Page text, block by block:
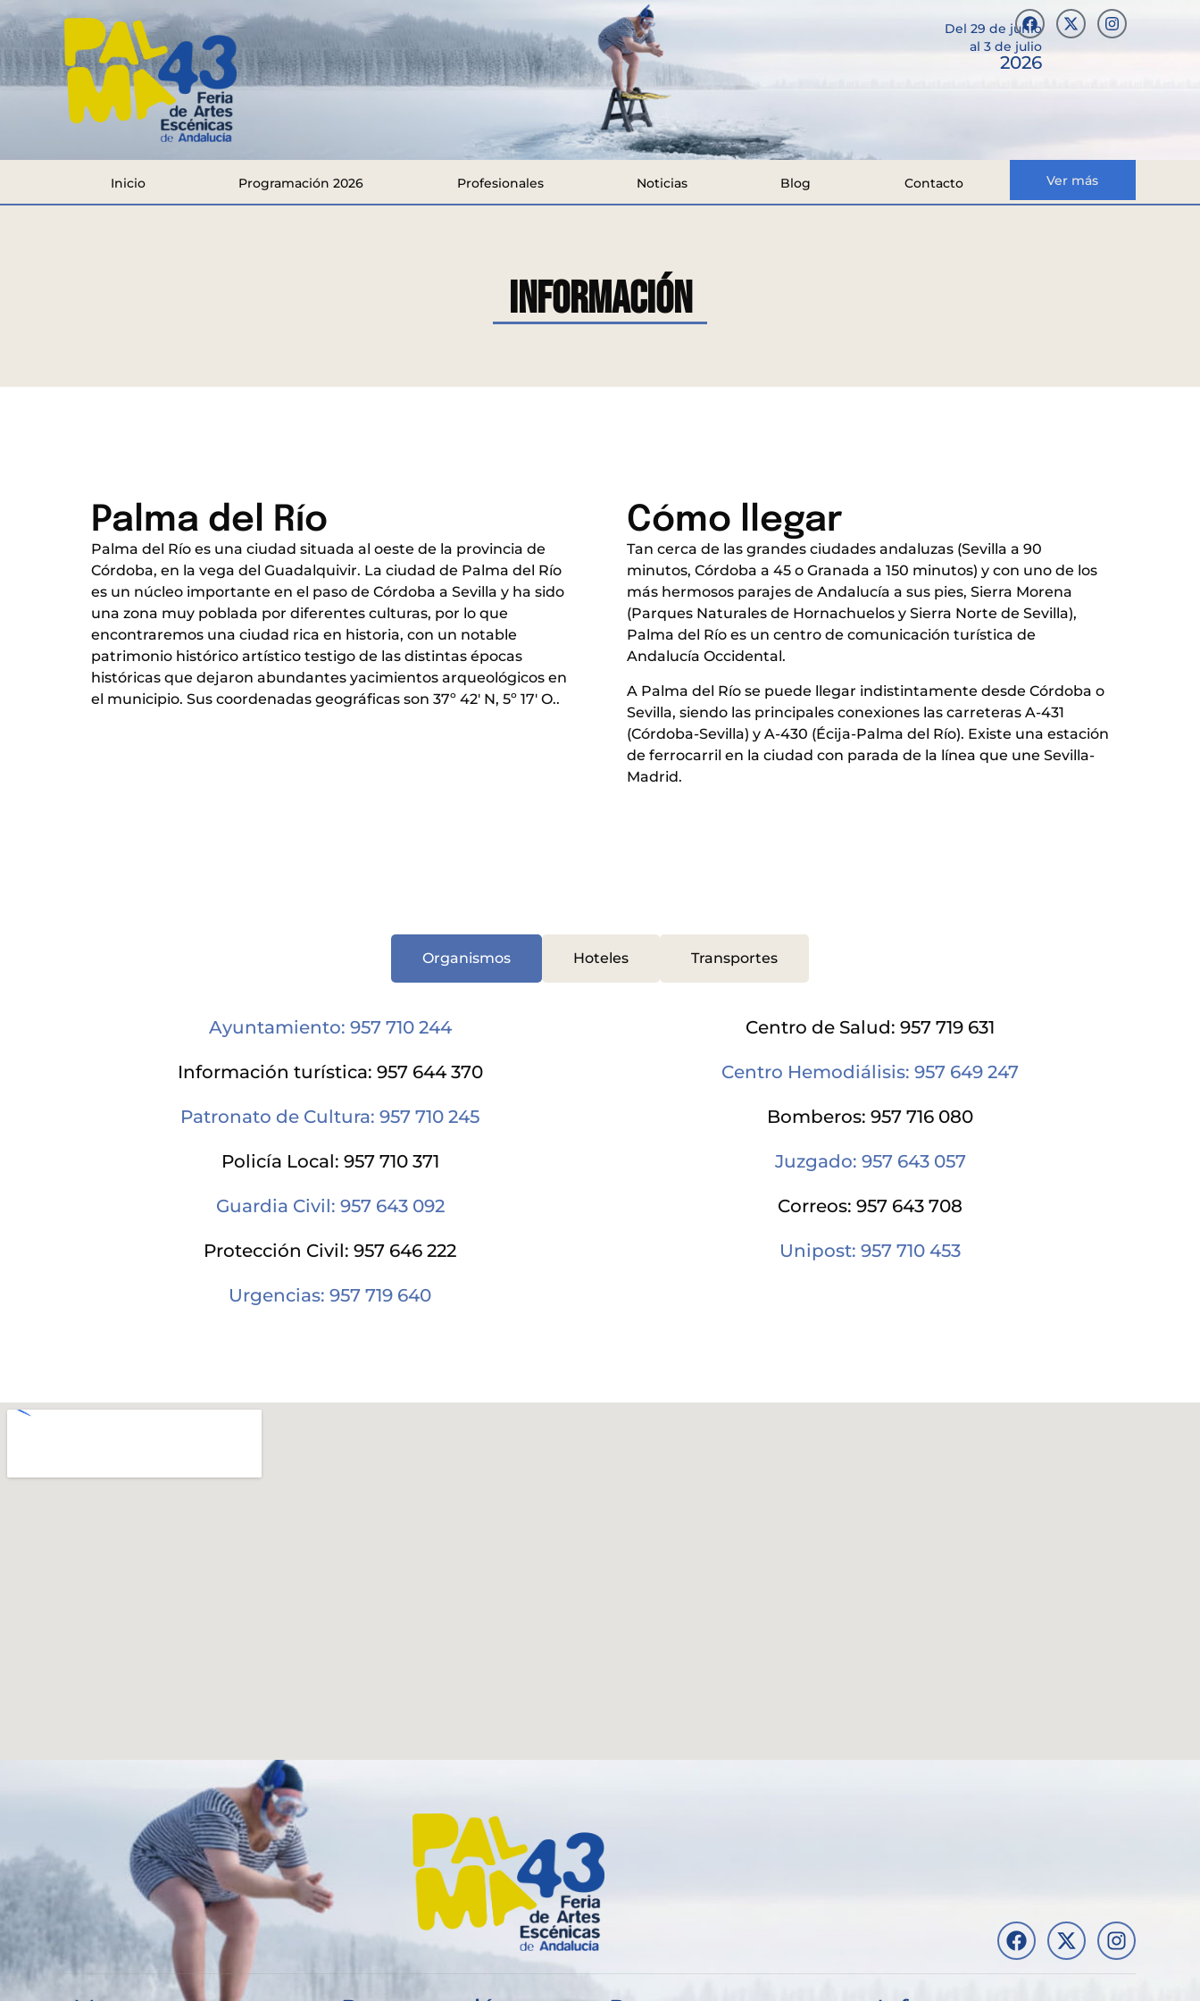
Del 29 de junio
al 3 de julio
2026
Inicio Programación 2026 Profesionales Noticias Blog Contacto Ver más
Información
Palma del Río
Palma del Río es una ciudad situada al oeste de la provincia de
Córdoba, en la vega del Guadalquivir. La ciudad de Palma del Río
es un núcleo importante en el paso de Córdoba a Sevilla y ha sido
una zona muy poblada por diferentes culturas, por lo que
encontraremos una ciudad rica en historia, con un notable
patrimonio histórico artístico testigo de las distintas épocas
históricas que dejaron abundantes yacimientos arqueológicos en
el municipio. Sus coordenadas geográficas son 37º 42′ N, 5º 17′ O..
Cómo llegar
Tan cerca de las grandes ciudades andaluzas (Sevilla a 90
minutos, Córdoba a 45 o Granada a 150 minutos) y con uno de los
más hermosos parajes de Andalucía a sus pies, Sierra Morena
(Parques Naturales de Hornachuelos y Sierra Norte de Sevilla),
Palma del Río es un centro de comunicación turística de
Andalucía Occidental.
A Palma del Río se puede llegar indistintamente desde Córdoba o
Sevilla, siendo las principales conexiones las carreteras A-431
(Córdoba-Sevilla) y A-430 (Écija-Palma del Río). Existe una estación
de ferrocarril en la ciudad con parada de la línea que une Sevilla-
Madrid.
Organismos Hoteles Transportes
Ayuntamiento: 957 710 244 Centro de Salud: 957 719 631
Información turística: 957 644 370 Centro Hemodiálisis: 957 649 247
Patronato de Cultura: 957 710 245 Bomberos: 957 716 080
Policía Local: 957 710 371 Juzgado: 957 643 057
Guardia Civil: 957 643 092 Correos: 957 643 708
Protección Civil: 957 646 222 Unipost: 957 710 453
Urgencias: 957 719 640